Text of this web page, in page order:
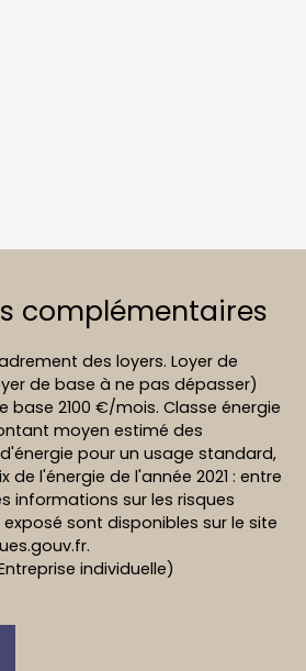
complémentaires
des loyers. Loyer de
de base à ne pas dépasser)
base 2100 €/mois. Classe énergie
moyen estimé des
pour un usage standard,
de l'énergie de l'année 2021 : entre
informations sur les risques
sont disponibles sur le site
individuelle)